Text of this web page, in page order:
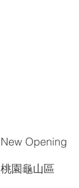
New Opening
桃園龜山區